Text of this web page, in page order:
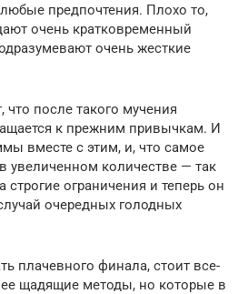
предпочтения. Плохо то,
очень кратковременный
очень жесткие
что после такого мучения
к прежним привычкам. И
вместе с этим, и, что самое
увеличенном количестве — так
строгие ограничения и теперь он
очередных голодных
плачевного финала, стоит все-
щадящие методы, но которые в